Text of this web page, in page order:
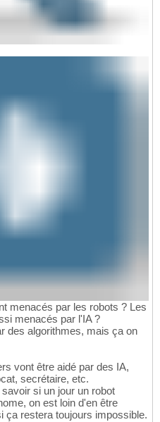
menacés par les robots ? Les
menacés par l'IA ?
des algorithmes, mais ça on
vont être aidé par des IA,
secrétaire, etc.
si un jour un robot
on est loin d'en être
ça restera toujours impossible.